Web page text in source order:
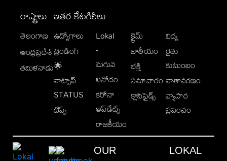
రాష్ట్రాలు
తెలంగాణ
ఆంధ్రప్రదేశ్
తమిళనాడు
ఇతర కేటగిరీలు
ఉద్యోగాలు
ట్రెండింగ్
🌟
వాట్సాప్
STATUS
టిప్స్
Lokal
-
మగువ
వినోదం
కరోనా
అప్‌డేట్స్
రాజకీయం
క్రైమ్
జాతీయం
భక్తి
సమాచారం
క్లాసిఫైడ్స్
విద్య
రైతు
కుటుంబం
వాతావరణం
వ్యాపార
ప్రపంచం
OUR
LOKAL